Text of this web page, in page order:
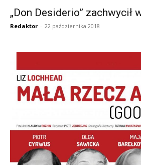
„Don Desiderio” zachwycił
Redaktor - 22 października 2018